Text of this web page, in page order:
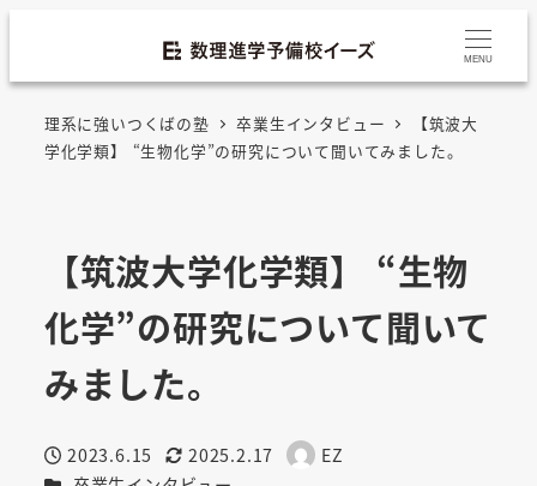
MENU
理系に強いつくばの塾 卒業生インタビュー
【筑波大
学化学類】 “生物化学”の研究について聞いてみました。
【筑波大学化学類】 “生物
化学”の研究について聞いて
みました。
投稿日
2023.6.15
更新日
2025.2.17
著
EZ